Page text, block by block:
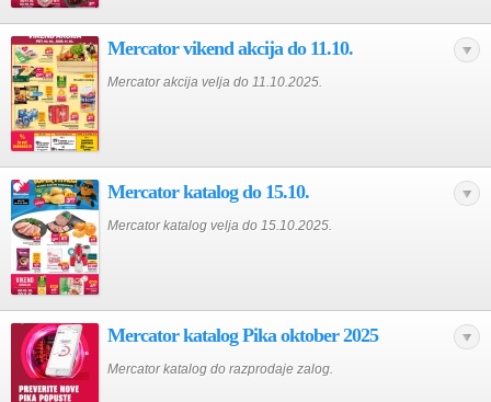
Mercator vikend akcija do 11.10.
Mercator akcija velja do 11.10.2025.
Mercator katalog do 15.10.
Mercator katalog velja do 15.10.2025.
Mercator katalog Pika oktober 2025
Mercator katalog do razprodaje zalog.